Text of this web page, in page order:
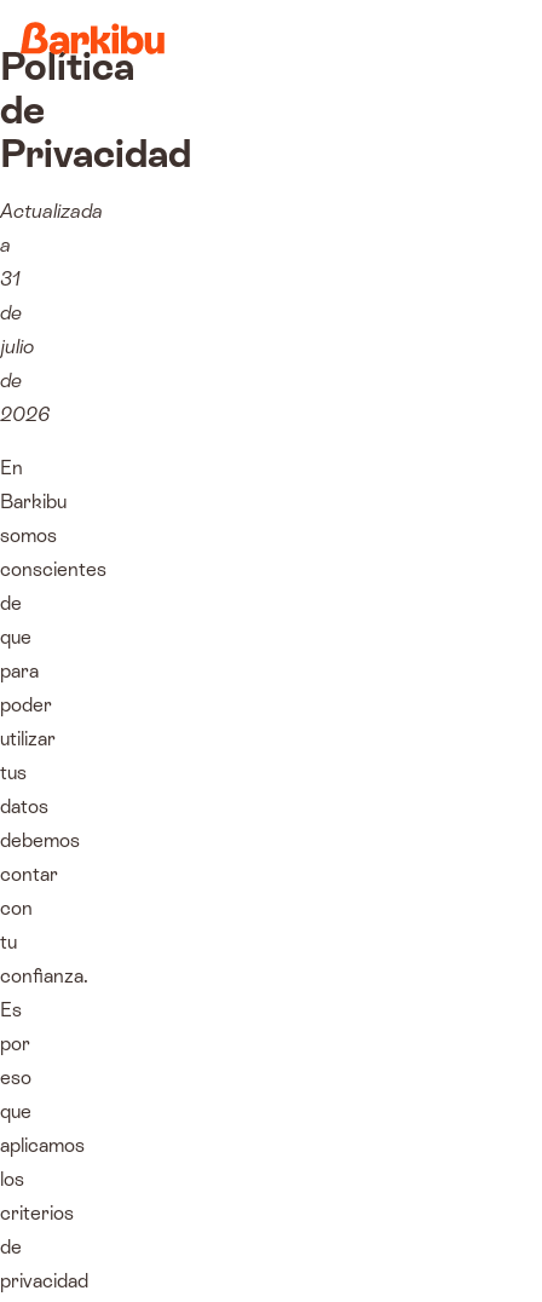
Política
de
Privacidad
Actualizada
a
31
de
julio
de
2026
En
Barkibu
somos
conscientes
de
que
para
poder
utilizar
tus
datos
debemos
contar
con
tu
confianza.
Es
por
eso
que
aplicamos
los
criterios
de
privacidad